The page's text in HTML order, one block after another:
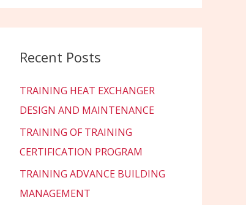
Recent Posts
TRAINING HEAT EXCHANGER
DESIGN AND MAINTENANCE
TRAINING OF TRAINING
CERTIFICATION PROGRAM
TRAINING ADVANCE BUILDING
MANAGEMENT